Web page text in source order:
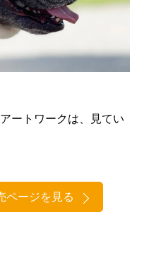
ートワークは、見てい
ページを見る